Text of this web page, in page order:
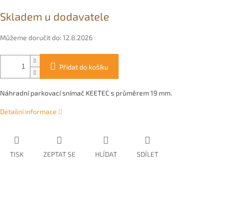
cena:
Skladem u dodavatele
Můžeme doručit do: 12.8.2026
Přidat do košíku
Náhradní parkovací snímač KEETEC s průměrem 19 mm.
Detailní informace
TISK ZEPTAT SE HLÍDAT SDÍLET